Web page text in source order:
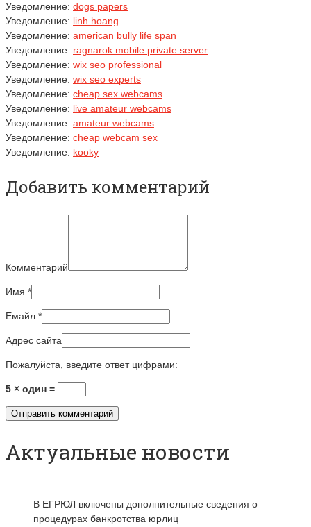
Уведомление: dogs papers
Уведомление: linh hoang
Уведомление: american bully life span
Уведомление: ragnarok mobile private server
Уведомление: wix seo professional
Уведомление: wix seo experts
Уведомление: cheap sex webcams
Уведомление: live amateur webcams
Уведомление: amateur webcams
Уведомление: cheap webcam sex
Уведомление: kooky
Добавить комментарий
Комментарий
Имя *
Емайл *
Адрес сайта
Пожалуйста, введите ответ цифрами:
5 × один =
Актуальные новости
В ЕГРЮЛ включены дополнительные сведения о
процедурах банкротства юрлиц